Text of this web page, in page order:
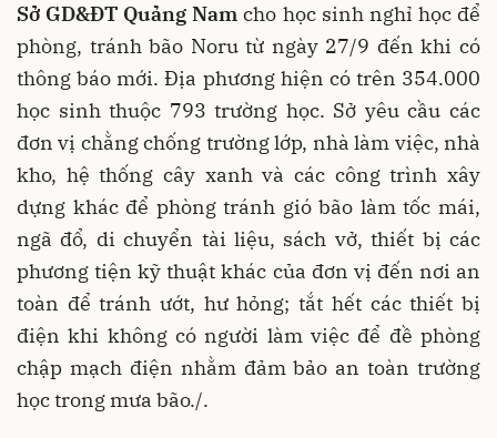
Sở GD&ĐT Quảng Nam cho học sinh nghỉ học để
phòng, tránh bão Noru từ ngày 27/9 đến khi có
thông báo mới. Địa phương hiện có trên 354.000
học sinh thuộc 793 trường học. Sở yêu cầu các
đơn vị chằng chống trường lớp, nhà làm việc, nhà
kho, hệ thống cây xanh và các công trình xây
dựng khác để phòng tránh gió bão làm tốc mái,
ngã đổ, di chuyển tài liệu, sách vở, thiết bị các
phương tiện kỹ thuật khác của đơn vị đến nơi an
toàn để tránh ướt, hư hỏng; tắt hết các thiết bị
điện khi không có người làm việc để đề phòng
chập mạch điện nhằm đảm bảo an toàn trường
học trong mưa bão./.